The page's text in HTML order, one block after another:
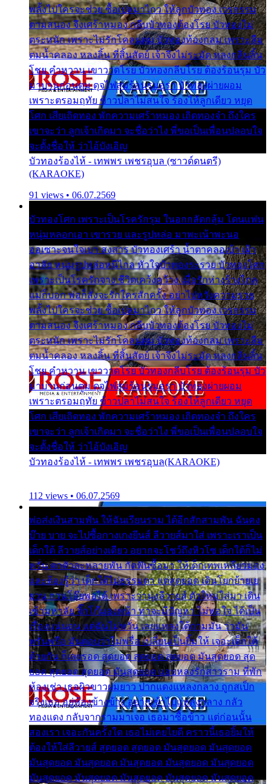
พลั้งไปใครจะช่วย ซื้อเปลมาไกว ให้ลูกบัวทอง เวรกรรม
ตามสนอง จึงเศร้าหมอง กลีบบัวทองต้องโรย บัวทองไม่
ตระหนัก เพราะไม่รักโคลนตม บัวทองท้องกลม เพราะลืม
ตมน้ำคลอง หลงลิ้น ที่สิ้นสัตย์ เจ้าจึงไม่ระมัด หลงกลิ่นลิ้น
โชย คำหวาน เขาวาดโรย บัวทองกลีบโรย ต้องร้อนรุม บัว
มาบานก่อนตูม ดุจไฟสุมร้อนรุมอุรา บัวทองผ่ายผอม
เพราะตรอมฤทัย ข้าวปลาไม่สนใจ ร้องไห้ลูกเดียว หยุด
โศก เสียเถิดทอง พักความเศร้าหมอง เถิดทองจ๋า ถึงใคร
เขาจะว่า ลูกเจ้าเกิดมา จะชื่อว่าไง พี่ขอเป็นเพื่อนปลอบใจ
จะตั้งชื่อให้ ว่าไอ้บังเอิญ
บัวทองร้องไห้ - เทพพร เพชรอุบล (ซาวด์ดนตรี)
(KARAOKE)
91 views • 06.07.2569
บัวทองโศก เพราะเป็นโรครักรุม ในอกกลัดกลุ้ม โดนแฟน
หนุ่มหลอกเอา เขารวย และรูปหล่อ มาพะเน้าพะนอ
ออเซาะจนใจเบา สงสาร บัวทองเศร้า น้ำตาคลอเบ้า เฝ้า
อาลัย หนุ่มรูปหล่อหนีไกล หัวใจบัวทองระรวย บัวทองโศก
เพราะเป็นโรครักจาง ชีวิตเคว้งคว้าง เมื่อรักห่างร้างไกล
แม่ก็บอก พ่อก็สั่งจะรักใครสักครั้ง อย่าไปหวังความรวย
พลั้งไปใครจะช่วย ซื้อเปลมาไกว ให้ลูกบัวทอง เวรกรรม
ตามสนอง จึงเศร้าหมอง กลีบบัวทองต้องโรย บัวทองไม่
ตระหนัก เพราะไม่รักโคลนตม บัวทองท้องกลม เพราะลืม
ตมน้ำคลอง หลงลิ้น ที่สิ้นสัตย์ เจ้าจึงไม่ระมัด หลงกลิ่นลิ้น
โชย คำหวาน เขาวาดโรย บัวทองกลีบโรย ต้องร้อนรุม บัว
มาบานก่อนตูม ดุจไฟสุมร้อนรุมอุรา บัวทองผ่ายผอม
เพราะตรอมฤทัย ข้าวปลาไม่สนใจ ร้องไห้ลูกเดียว หยุด
โศก เสียเถิดทอง พักความเศร้าหมอง เถิดทองจ๋า ถึงใคร
เขาจะว่า ลูกเจ้าเกิดมา จะชื่อว่าไง พี่ขอเป็นเพื่อนปลอบใจ
จะตั้งชื่อให้ ว่าไอ้บังเอิญ
บัวทองร้องไห้ - เทพพร เพชรอุบล(KARAOKE)
112 views • 06.07.2569
พ่อส่งเงินสามพัน ให้ฉันเรียนราม ได้อีกสักสามพัน ฉันคง
บ๊าย บาย จะไปซื้อกางเกงยีนส์ ลีวายส์มาใส่ เพราะเราเป็น
เด็กใต้ ลีวายส์อย่างเดียว อยากจะโชว์ถึงหิวโซ เด็กใต้ก็ไม่
หวั่น ตกตัวละหลายพัน กัดฟันซื้อมา ให้เด็กเทพเหลียวมอง
และต้องรู้ว่า เด็กใต้ไม่ธรรมดา แต่สุดยอด เดินโยกย้ายเย
ยวน กวนโอ๊ยพอได้ เพราะว่านุ่งลีวายส์ ตัวใหม่ใส่มา เดิน
เข้ามหาลัย จิ๊กโก๊มองหน้า ท่าจะมีปัญหา ไม่พอใจ ได้เป็น
เรื่องแน่นอน แต่ฉันไม่หวั่น เลยแหลงใต้ถามมัน ว่ามัน
พรั่นพรือ มันตอบว่าไม่พรื่อ เปลี่ยนเป็นยิ้มให้ เจอะเด็กใต้
ด้วยกัน ก็เลยรอด สุดยอด สุดยอด สุดยอด มันสุดยอด สุด
ยอด สุดยอด สุดยอด มันสุดยอด แอบหลงรักสาวราม ที่พัก
ห้องเช่า เธอผิวขาวผมยาว ปากแดงแหลงกลาง ถูกสเป็ก
จริงเธอ อยู่ห้องข้างข้าง อยากเข้าไปแหลงกลาง กลัว
ทองแดง กลับจากรามมาเจอ เธอมาซื้อข้าว แต่ก่อนนั้น
สองเรา เจอะกันครั้งใด เธอไม่เคยไยดี คราวนี้เธอยิ้มให้
ต้องให้ใส่ลีวายส์ สุดยอด สุดยอด มันสุดยอด มันสุดยอด
มันสุดยอด มันสุดยอด มันสุดยอด มันสุดยอด มันสุดยอด
มันสุดยอด มันสุดยอด มันสุดยอด มันสุดยอด มันสุดยอด